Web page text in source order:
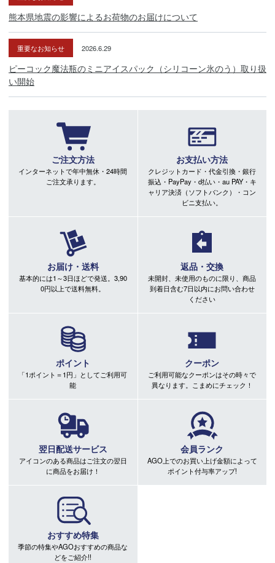
熊本県地震の影響によるお荷物のお届けについて
重要なお知らせ 2026.6.29
ピーコック魔法瓶のミニアイスパック（シリコーン氷のう）取り扱
い開始
ご注文方法
インターネットで年中無休・24時間
ご注文承ります。
お支払い方法
クレジットカード・代金引換・銀行
振込・PayPay・d払い・au PAY・キ
ャリア決済（ソフトバンク）・コン
ビニ支払い。
お届け・送料
基本的には1～3日ほどで発送。3,90
0円以上で送料無料。
返品・交換
未開封、未使用のものに限り、商品
到着日含む7日以内にお問い合わせ
ください
ポイント
「1ポイント＝1円」としてご利用可
能
クーポン
ご利用可能なクーポンはその時々で
異なります。こまめにチェック！
翌日配送サービス
アイコンのある商品はご注文の翌日
に商品をお届け！
会員ランク
AGO上でのお買い上げ金額によって
ポイント付与率アップ!
おすすめ特集
季節の特集やAGOおすすめの商品な
どをご紹介!!